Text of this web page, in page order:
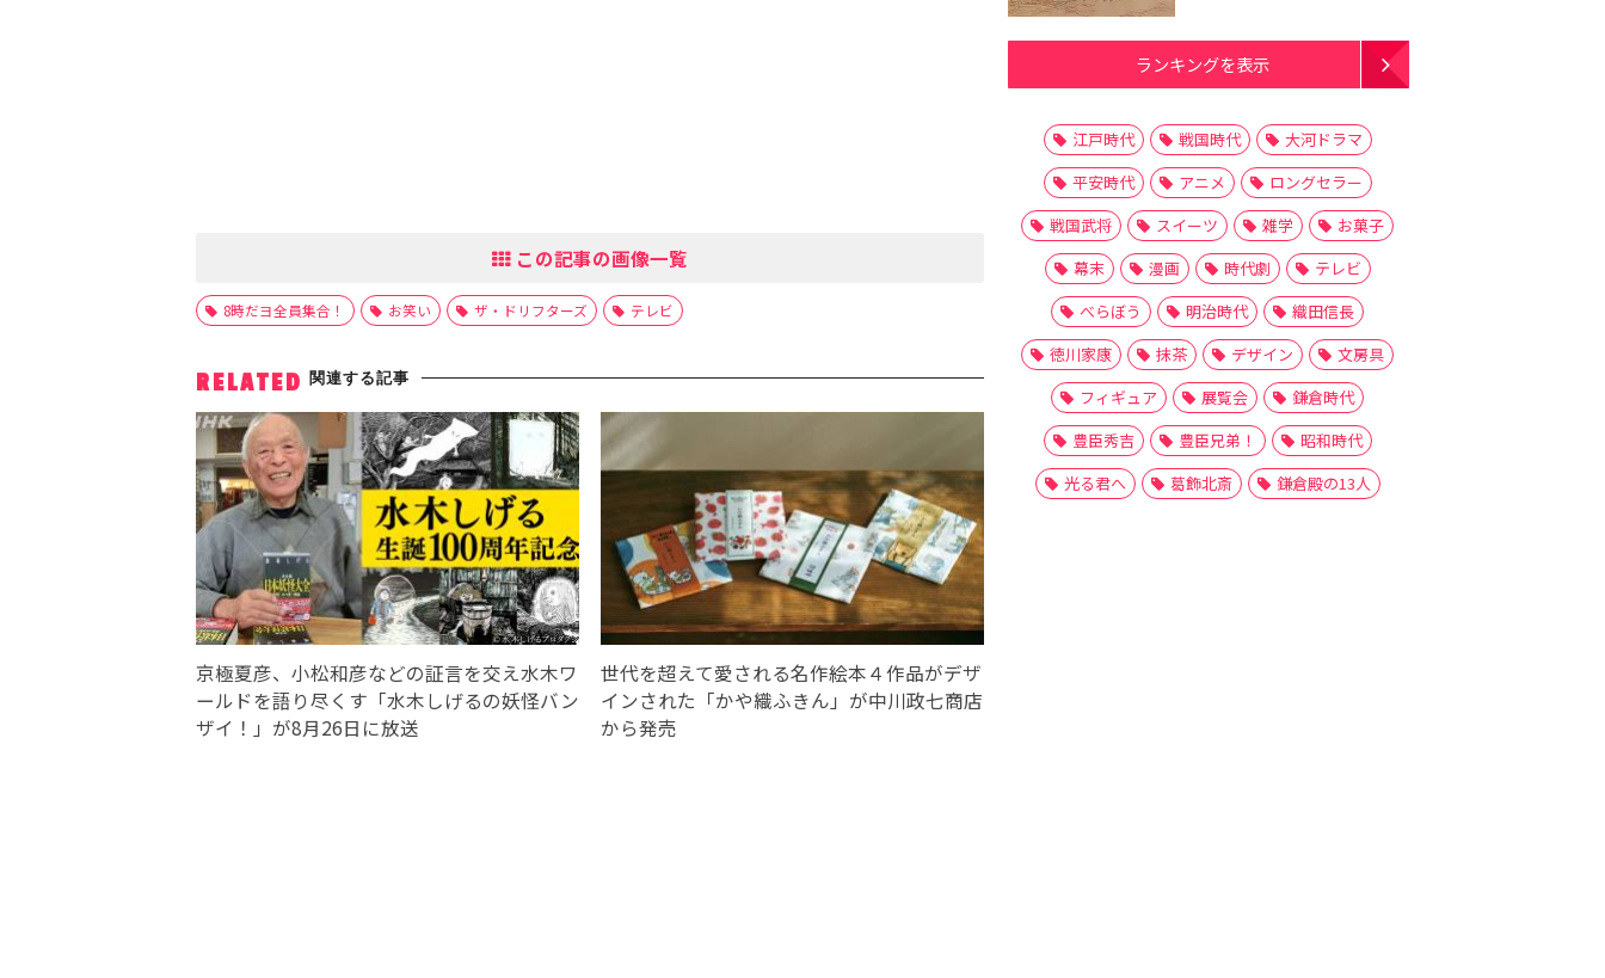
この記事の画像一覧
8時だヨ全員集合！ お笑い ザ・ドリフターズ テレビ
RELATED 関連する記事
京極夏彦、小松和彦などの証言を交え水木ワ
ールドを語り尽くす「水木しげるの妖怪バン
ザイ！」が8月26日に放送
世代を超えて愛される名作絵本４作品がデザ
インされた「かや織ふきん」が中川政七商店
から発売
ランキングを表示
江戸時代 戦国時代
大河ドラマ
平安時代
アニメ
ロングセラー
戦国武将
スイーツ 雑学
お菓子
幕末
漫画 時代劇
テレビ
べらぼう
明治時代
織田信長
徳川家康
抹茶 デザイン
文房具
フィギュア
展覧会
鎌倉時代
豊臣秀吉
豊臣兄弟！
昭和時代
光る君へ
葛飾北斎 鎌倉殿の13人